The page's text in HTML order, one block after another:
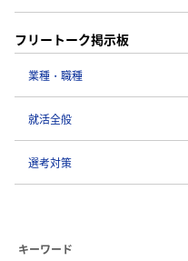
フリートーク掲示板
業種・職種
就活全般
選考対策
キーワード